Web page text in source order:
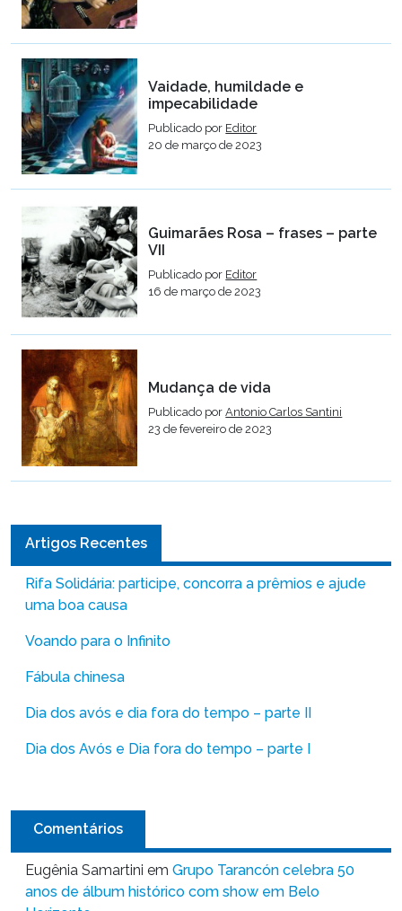
Vaidade, humildade e
impecabilidade
Publicado por Editor
20 de março de 2023
Guimarães Rosa – frases – parte
VII
Publicado por Editor
16 de março de 2023
Mudança de vida
Publicado porAntonio Carlos Santini
23 de fevereiro de 2023
Artigos Recentes
Rifa Solidária: participe, concorra a prêmios e ajude
uma boa causa
Voando para o Infinito
Fábula chinesa
Dia dos avós e dia fora do tempo – parte II
Dia dos Avós e Dia fora do tempo – parte I
Comentários
Eugênia Samartini em Grupo Tarancón celebra 50
anos de álbum histórico com show em Belo